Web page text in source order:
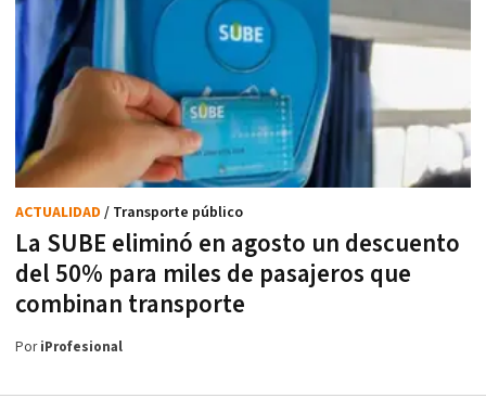
La SUBE eliminó en agosto un descuento
del 50% para miles de pasajeros que
combinan transporte
ACTUALIDAD / Transporte público
PoriProfesional